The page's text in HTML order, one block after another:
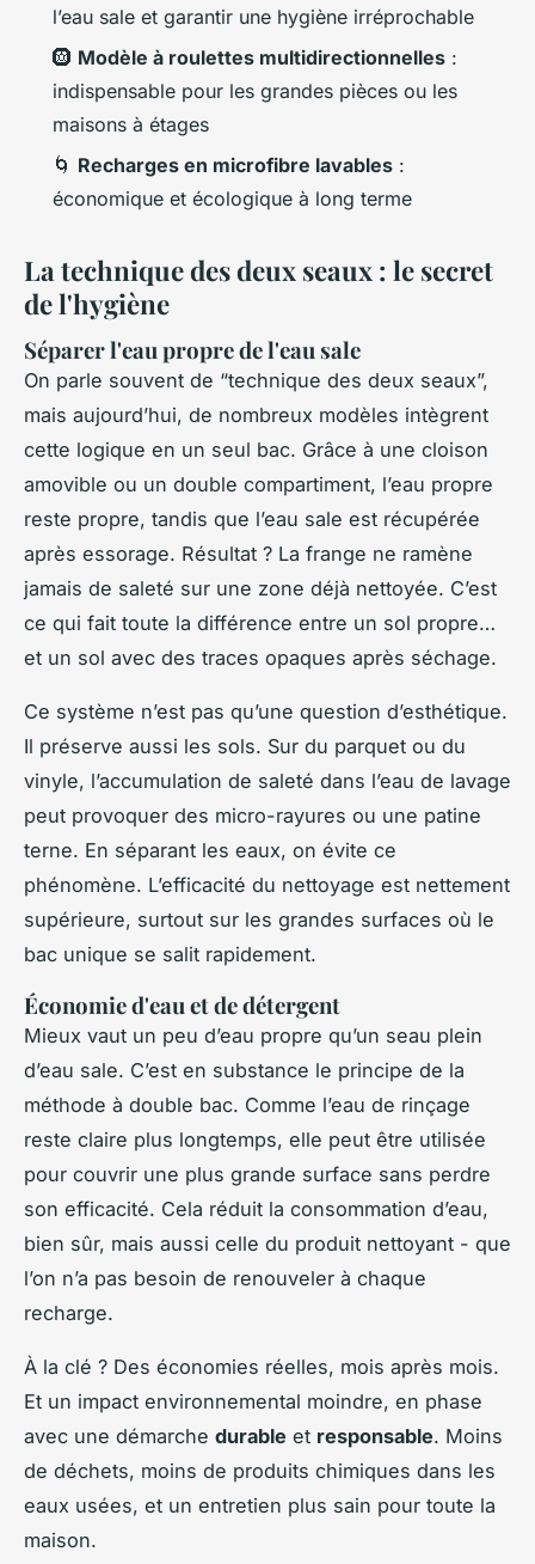
l’eau sale et garantir une hygiène irréprochable
🛞 Modèle à roulettes multidirectionnelles :
indispensable pour les grandes pièces ou les
maisons à étages
🌀 Recharges en microfibre lavables :
économique et écologique à long terme
La technique des deux seaux : le secret
de l'hygiène
Séparer l'eau propre de l'eau sale
On parle souvent de “technique des deux seaux”,
mais aujourd’hui, de nombreux modèles intègrent
cette logique en un seul bac. Grâce à une cloison
amovible ou un double compartiment, l’eau propre
reste propre, tandis que l’eau sale est récupérée
après essorage. Résultat ? La frange ne ramène
jamais de saleté sur une zone déjà nettoyée. C’est
ce qui fait toute la différence entre un sol propre…
et un sol avec des traces opaques après séchage.
Ce système n’est pas qu’une question d’esthétique.
Il préserve aussi les sols. Sur du parquet ou du
vinyle, l’accumulation de saleté dans l’eau de lavage
peut provoquer des micro-rayures ou une patine
terne. En séparant les eaux, on évite ce
phénomène. L’efficacité du nettoyage est nettement
supérieure, surtout sur les grandes surfaces où le
bac unique se salit rapidement.
Économie d'eau et de détergent
Mieux vaut un peu d’eau propre qu’un seau plein
d’eau sale. C’est en substance le principe de la
méthode à double bac. Comme l’eau de rinçage
reste claire plus longtemps, elle peut être utilisée
pour couvrir une plus grande surface sans perdre
son efficacité. Cela réduit la consommation d’eau,
bien sûr, mais aussi celle du produit nettoyant - que
l’on n’a pas besoin de renouveler à chaque
recharge.
À la clé ? Des économies réelles, mois après mois.
Et un impact environnemental moindre, en phase
avec une démarche durable et responsable. Moins
de déchets, moins de produits chimiques dans les
eaux usées, et un entretien plus sain pour toute la
maison.